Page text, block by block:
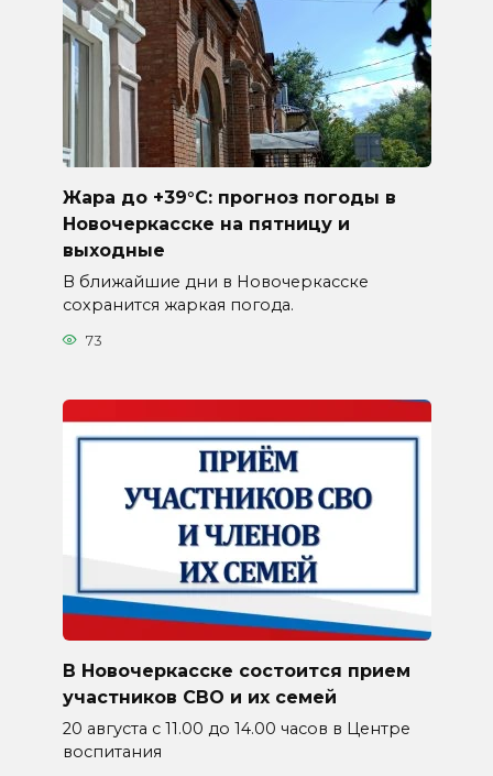
Жара до +39°C: прогноз погоды в
Новочеркасске на пятницу и
выходные
В ближайшие дни в Новочеркасске
сохранится жаркая погода.
73
В Новочеркасске состоится прием
участников СВО и их семей
20 августа с 11.00 до 14.00 часов в Центре
воспитания